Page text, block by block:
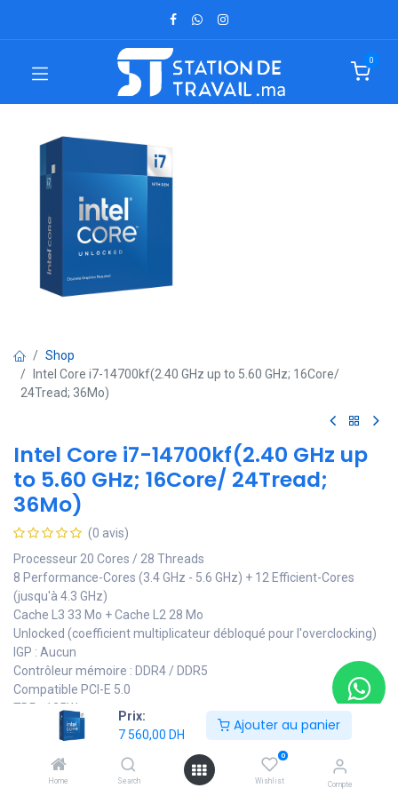
Prix:
7 560,00 DH
Ajouter au panier
Home Search
0
Wishlist Compte
0
Shop
Intel Core i7-14700kf(2.40 GHz up to 5.60 GHz; 16Core/
24Tread; 36Mo)
Intel Core i7-14700kf(2.40 GHz up
to 5.60 GHz; 16Core/ 24Tread;
36Mo)
(0 avis)
Processeur 20 Cores / 28 Threads
8 Performance-Cores (3.4 GHz - 5.6 GHz) + 12 Efficient-Cores
(jusqu'à 4.3 GHz)
Cache L3 33 Mo + Cache L2 28 Mo
Unlocked (coefficient multiplicateur débloqué pour l'overclocking)
IGP : Aucun
Contrôleur mémoire : DDR4 / DDR5
Compatible PCI-E 5.0
TDP : 125W
TDP max. (Turbo Power) : 253W
7 560,00 DH